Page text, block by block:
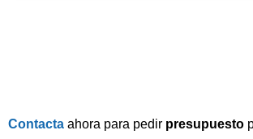
Contacta ahora para pedir presupuesto